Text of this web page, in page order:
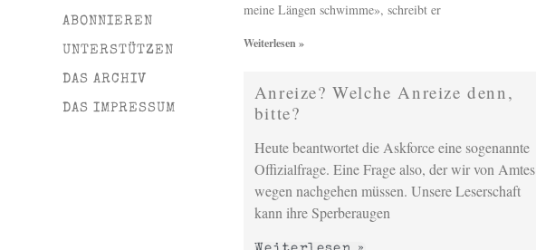
ABONNIEREN
UNTERSTÜTZEN
DAS ARCHIV
DAS IMPRESSUM
meine Längen schwimme», schreibt er
Weiterlesen »
Anreize? Welche Anreize denn,
bitte?
Heute beantwortet die Askforce eine sogenannte
Offizialfrage. Eine Frage also, der wir von Amtes
wegen nachgehen müssen. Unsere Leserschaft
kann ihre Sperberaugen